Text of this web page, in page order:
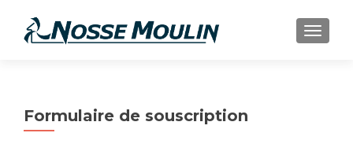
Formulaire de souscription